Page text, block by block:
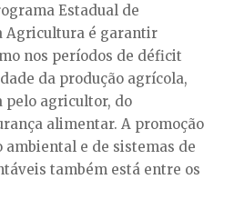
Estadual de
Agricultura é garantir
nos períodos de déficit
da produção agrícola,
pelo agricultor, do
alimentar. A promoção
ambiental e de sistemas de
também está entre os